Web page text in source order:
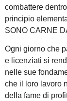
combattere
principio
SONO CARNE
Ogni giorno che
e licenziati si
nelle sue
che il loro lavoro
della fame di